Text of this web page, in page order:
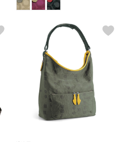
アンダーウェア
その他
バッグ
トートバッグ